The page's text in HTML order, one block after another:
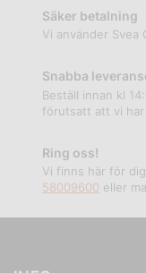
Säker betalning
Vi använder Svea
Snabba
Beställ innan kl
förutsatt att vi har
Ring oss!
Vi finns här för
58009600 eller